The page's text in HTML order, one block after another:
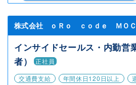
株式会社 ｏＲｏ ｃｏｄｅ ＭＯＣ
インサイドセールス・内勤営
者）
正社員
交通費支給
年間休日120日以上